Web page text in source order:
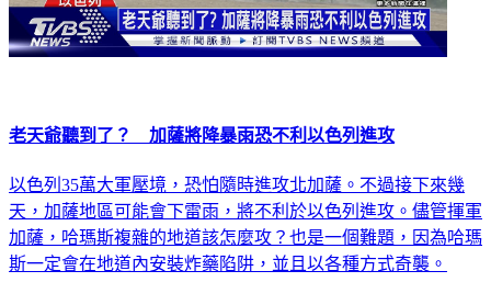
老天爺聽到了？ 加薩將降暴雨恐不利以色列進攻
以色列35萬大軍壓境，恐怕隨時進攻北加薩。不過接下來幾
天，加薩地區可能會下雷雨，將不利於以色列進攻。儘管揮軍
加薩，哈瑪斯複雜的地道該怎麼攻？也是一個難題，因為哈瑪
斯一定會在地道內安裝炸藥陷阱，並且以各種方式奇襲。